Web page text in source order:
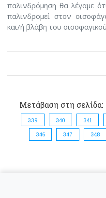
παλινδρόμηση θα λέγαμε
παλινδρομεί στον
και/ή βλάβη του
Μετάβαση στη σελίδα:
339
340 341
346
347 348